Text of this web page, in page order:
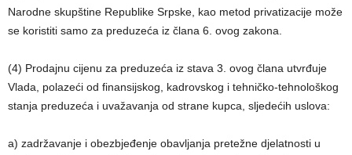
Narodne skupštine Republike Srpske, kao metod privatizacije može
se koristiti samo za preduzeća iz člana 6. ovog zakona.
(4) Prodajnu cijenu za preduzeća iz stava 3. ovog člana utvrđuje
Vlada, polazeći od finansijskog, kadrovskog i tehničko-tehnološkog
stanja preduzeća i uvažavanja od strane kupca, sljedećih uslova:
a) zadržavanje i obezbjeđenje obavljanja pretežne djelatnosti u